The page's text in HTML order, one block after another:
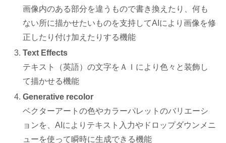
画像内のある部分を違うもので書き換えたり、何も
ない所に描かせたいものを支持してAIにより画像を修
正したり付け加えたりする機能
Text Effects
テキスト（英語）の文字をＡＩにより色々と装飾し
て描かせる機能
Generative recolor
ベクターアートの色やカラーパレットのバリエーシ
ョンを、AIによりテキスト入力やドロップダウンメニ
ューを使って瞬時に生成できる機能